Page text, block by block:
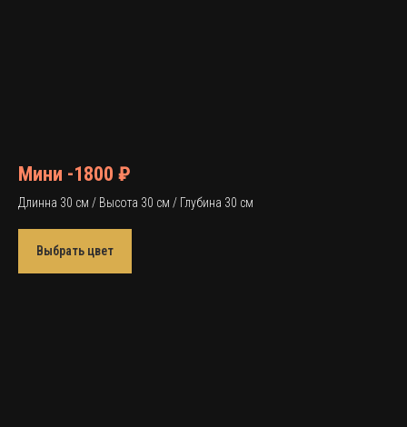
Мини -1800 ₽
Длинна 30 см / Высота 30 см / Глубина 30 см
Выбрать цвет